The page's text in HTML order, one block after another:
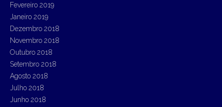
Fevereiro 2019
Janeiro 2019
Dezembro 2018
Novembro 2018
Outubro 2018
Setembro 2018
Agosto 2018
Julho 2018
Junho 2018